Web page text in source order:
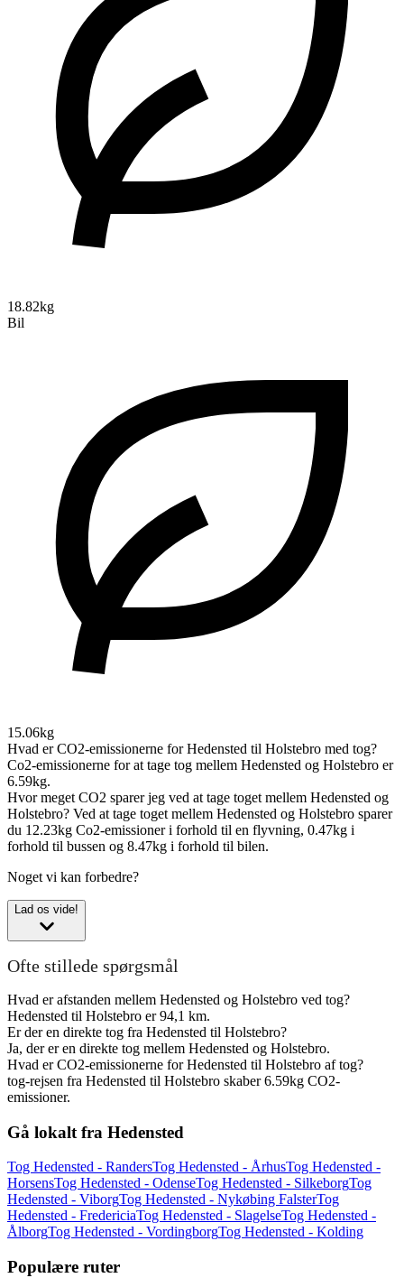
18.82kg
Bil
15.06kg
Hvad er CO2-emissionerne for Hedensted til Holstebro med tog?
Co2-emissionerne for at tage tog mellem Hedensted og Holstebro er
6.59kg.
Hvor meget CO2 sparer jeg ved at tage toget mellem Hedensted og
Holstebro? Ved at tage toget mellem Hedensted og Holstebro sparer
du 12.23kg Co2-emissioner i forhold til en flyvning, 0.47kg i
forhold til bussen og 8.47kg i forhold til bilen.
Noget vi kan forbedre?
Lad os vide!
Ofte stillede spørgsmål
Hvad er afstanden mellem Hedensted og Holstebro ved tog?
Hedensted til Holstebro er 94,1 km.
Er der en direkte tog fra Hedensted til Holstebro?
Ja, der er en direkte tog mellem Hedensted og Holstebro.
Hvad er CO2-emissionerne for Hedensted til Holstebro af tog?
tog-rejsen fra Hedensted til Holstebro skaber 6.59kg CO2-
emissioner.
Gå lokalt fra Hedensted
Tog Hedensted - RandersTog Hedensted - ÅrhusTog Hedensted -
HorsensTog Hedensted - OdenseTog Hedensted - SilkeborgTog
Hedensted - ViborgTog Hedensted - Nykøbing FalsterTog
Hedensted - FredericiaTog Hedensted - SlagelseTog Hedensted -
ÅlborgTog Hedensted - VordingborgTog Hedensted - Kolding
Populære ruter